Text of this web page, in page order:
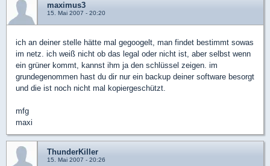
maximus3
15. Mai 2007 - 20:20
ich an deiner stelle hätte mal gegoogelt, man findet bestimmt sowas
im netz. ich weiß nicht ob das legal oder nicht ist, aber selbst wenn
ein grüner kommt, kannst ihm ja den schlüssel zeigen. im
grundegenommen hast du dir nur ein backup deiner software besorgt
und die ist noch nicht mal kopiergeschützt.
mfg
maxi
ThunderKiller
15. Mai 2007 - 20:26